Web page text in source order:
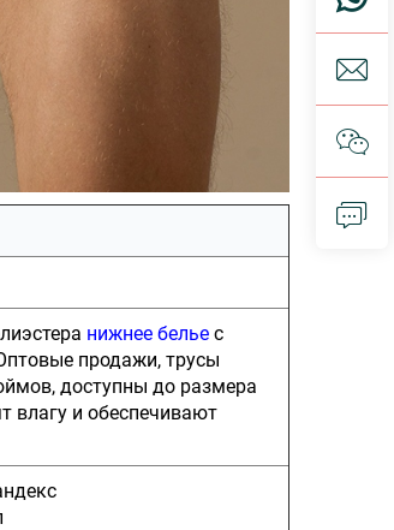
нижнее белье с
продажи, трусы
доступны до размера
влагу и обеспечивают